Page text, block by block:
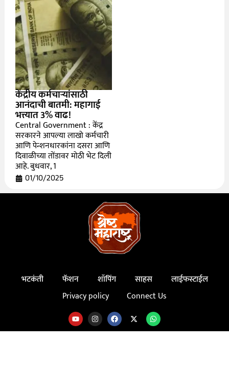
केंद्रीय कर्मचाऱ्यांसाठी
आनंदाची बातमी: महागाई
भत्त्यात 3% वाढ!
Central Government : केंद्र
सरकारने आपल्या लाखो कर्मचारी
आणि पेन्शनधारकांना दसरा आणि
दिवाळीच्या तोंडावर मोठी भेट दिली
आहे. बुधवार, 1
01/10/2025
भटकंती फॅशन शॉपिंग साहस
लाईफस्टाईल
Privacy policy
Connect Us